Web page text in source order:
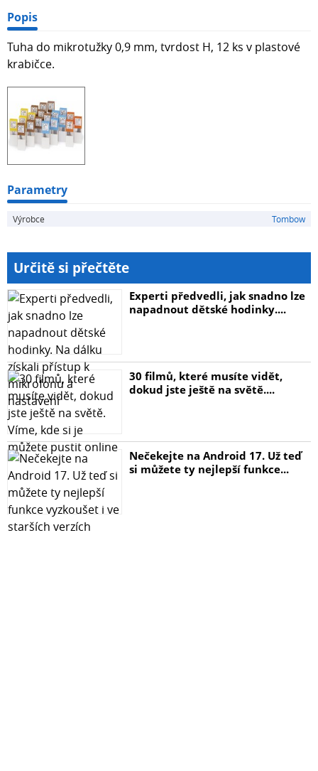
Popis
Tuha do mikrotužky 0,9 mm, tvrdost H, 12 ks v plastové
krabičce.
Parametry
Výrobce Tombow
Určitě si přečtěte
Experti předvedli, jak snadno lze
napadnout dětské hodinky....
30 filmů, které musíte vidět,
dokud jste ještě na světě....
Nečekejte na Android 17. Už teď
si můžete ty nejlepší funkce...